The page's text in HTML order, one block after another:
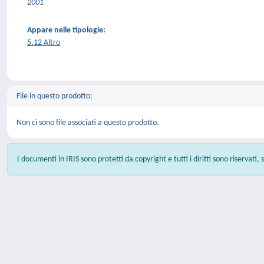
2001
Appare nelle tipologie:
5.12 Altro
File in questo prodotto:
Non ci sono file associati a questo prodotto.
I documenti in IRIS sono protetti da copyright e tutti i diritti sono riservati,